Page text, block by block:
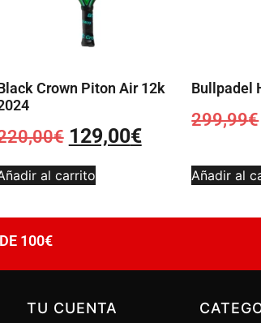
Crown Piton Air 12k
€ 129,00€
al carrito
Bullpadel
299,99€
Añadir al
100€
TU CUENTA